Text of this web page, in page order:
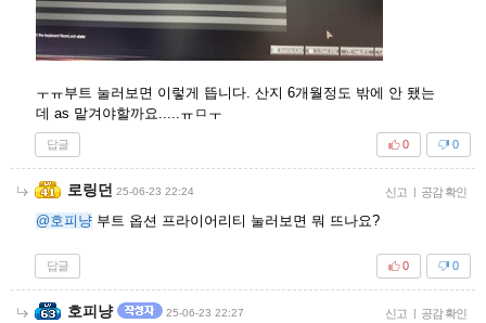
ㅜㅠ부트 눌러보면 이렇게 뜹니다. 산지 6개월정도 밖에 안 됐는
데 as 맡겨야할까요.....ㅠㅁㅜ
답글 0
0
로링던 25-06-23 22:24 신고 | 공감 확인
@호피냥 부트 옵션 프라이어리티 눌러보면 뭐 뜨나요?
답글 0
0
호피냥 25-06-23 22:27 신고 | 공감 확인